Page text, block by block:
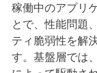
稼働中のアプリ
とで、性能問題
ティ脆弱性を解
す。基盤層では、